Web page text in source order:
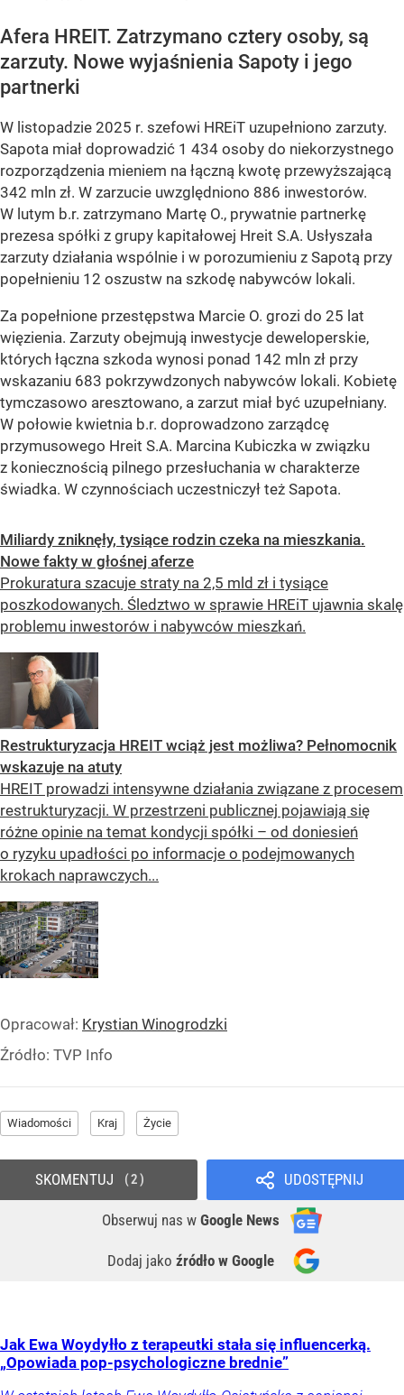
Afera HREIT. Zatrzymano cztery osoby, są
zarzuty. Nowe wyjaśnienia Sapoty i jego
partnerki
W listopadzie 2025 r. szefowi HREiT uzupełniono zarzuty.
Sapota miał doprowadzić 1 434 osoby do niekorzystnego
rozporządzenia mieniem na łączną kwotę przewyższającą
342 mln zł. W zarzucie uwzględniono 886 inwestorów.
W lutym b.r. zatrzymano Martę O., prywatnie partnerkę
prezesa spółki z grupy kapitałowej Hreit S.A. Usłyszała
zarzuty działania wspólnie i w porozumieniu z Sapotą przy
popełnieniu 12 oszustw na szkodę nabywców lokali.
Za popełnione przestępstwa Marcie O. grozi do 25 lat
więzienia. Zarzuty obejmują inwestycje deweloperskie,
których łączna szkoda wynosi ponad 142 mln zł przy
wskazaniu 683 pokrzywdzonych nabywców lokali. Kobietę
tymczasowo aresztowano, a zarzut miał być uzupełniany.
W połowie kwietnia b.r. doprowadzono zarządcę
przymusowego Hreit S.A. Marcina Kubiczka w związku
z koniecznością pilnego przesłuchania w charakterze
świadka. W czynnościach uczestniczył też Sapota.
Miliardy zniknęły, tysiące rodzin czeka na mieszkania.
Nowe fakty w głośnej aferze
Prokuratura szacuje straty na 2,5 mld zł i tysiące
poszkodowanych. Śledztwo w sprawie HREiT ujawnia skalę
problemu inwestorów i nabywców mieszkań.
Restrukturyzacja HREIT wciąż jest możliwa? Pełnomocnik
wskazuje na atuty
HREIT prowadzi intensywne działania związane z procesem
restrukturyzacji. W przestrzeni publicznej pojawiają się
różne opinie na temat kondycji spółki – od doniesień
o ryzyku upadłości po informacje o podejmowanych
krokach naprawczych...
Opracował: Krystian Winogrodzki
Źródło: TVP Info
Wiadomości Kraj Życie
UDOSTĘPNIJ
Obserwuj nas w Google News
Dodaj jako źródło w Google
SKOMENTUJ 2
Jak Ewa Woydyłło z terapeutki stała się influencerką.
„Opowiada pop-psychologiczne brednie”